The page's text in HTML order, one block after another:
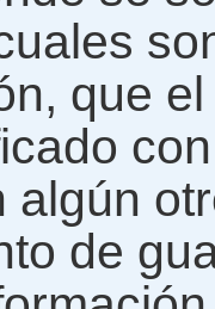
que
algún
de